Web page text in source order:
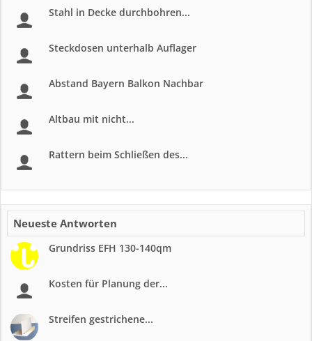
Stahl in Decke durchbohren...
Steckdosen unterhalb Auflager
Abstand Bayern Balkon Nachbar
Altbau mit nicht...
Rattern beim Schließen des...
Neueste Antworten
Grundriss EFH 130-140qm
Kosten für Planung der...
Streifen gestrichene...